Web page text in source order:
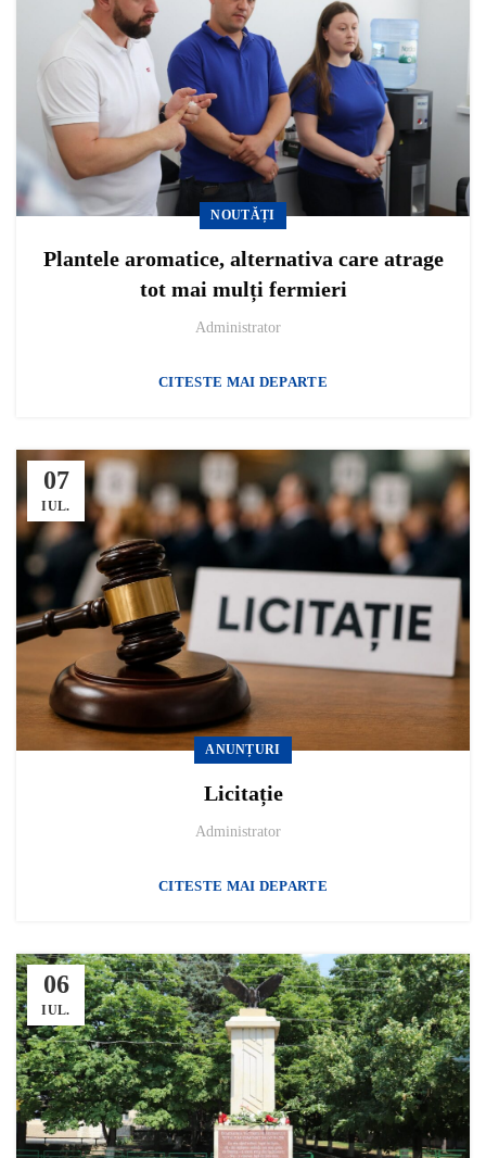
NOUTĂȚI
Plantele aromatice, alternativa care atrage
tot mai mulți fermieri
Administrator
CITESTE MAI DEPARTE
07
IUL.
ANUNȚURI
Licitație
Administrator
CITESTE MAI DEPARTE
06
IUL.